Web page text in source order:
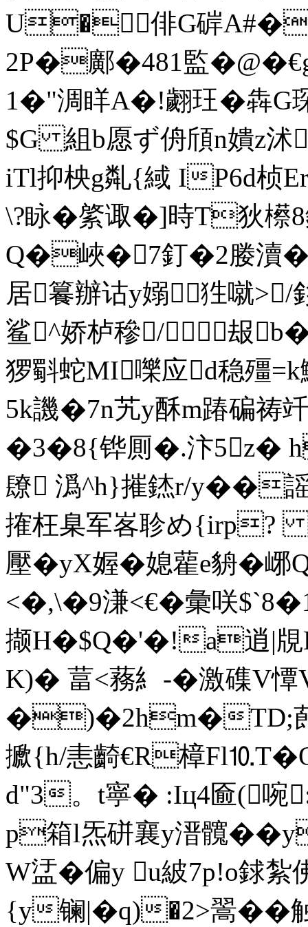
U�俳G硸
2P�鄺�481監�
1�"淍眻A�!翽玨�犇
$G 組b愿ず侜頎n嬇z沭
iTl抑柍g亃{緎 IP6d桢
\?眿�綮诹�]時Τ狄櫒
Q�峽�7釘�2媵瀆
居籑辦诂y嫋狌噈
鲨^娇栌穇/ 叝
猡斣蛇MI嚛应d稳殭
5k譏�7n艽y酥m踳碥
�3�8{铧厠�.汴5z�
镽 潙^h}摧錰r/y��謡
搉枉臬军峉聄め
壓�yX媉� 媳 雚e貈�
<�,\�9溓<€�彙咲
撷H�$Q�'�!a逍|覑
K)� 葍<蓩糹-� 激磼V
�)�2hm�TD;
擨{h/恚齮€R樟
d"3。t寧� :Iц4匬(啘
p箱l炁硑襄y溍髖�
W盓�偏y u紴7p!o銶
{y镧|�q)�2>翯�